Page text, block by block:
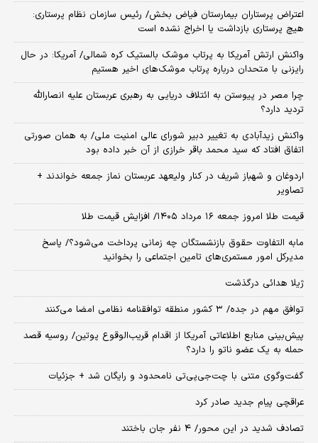
اعتراض پرستاران بیمارستان فیاض بخش/ رئیس سازمان نظام پرستاری:
هیچ پرستاری بازداشت یا اخراج نشده است
واکنش ارتش آمریکا به پرتاب موشک بالستیک کره شمالی/ آمریکا: در حال
رایزنی با متحدان درباره پرتاب موشک‌های اخیر هستیم
چرا مصر در پیوستن به ائتلاف دریایی به رهبری عربستان علیه انصارالله
تردید دارد؟
واکنش زیدآبادی به تغییر دبیر شورای عالی امنیت ملی/ به همان صورتی
اتفاق افتاد که سید محمد باقر خرازی از آن خبر داده بود
اردوغان و شهباز شریف در کنار ولیعهد عربستان نماز جمعه خواندند +
تصاویر
قیمت طلا امروز جمعه ۱۶ مرداد ۱۴۰۵/ افزایش قیمت طلا
مابه التفاوت حقوق بازنشستگان چه زمانی پرداخت می‌شود؟/ پاسخ
مدیرکل امور مستمری‌های تامین اجتماعی را بخوانید
ژیلا هدائی درگذشت
توافق مهم در جده/ ۳ کشور منطقه توافقنامه نظامی امضا می‌کنند
پیش‌بینی منابع اطلاعاتی آمریکا از اقدام قریب‌الوقوع پوتین/ روسیه قصد
حمله به یک عضو ناتو را دارد؟
گفت‌وگوی متنی با چت‌جی‌پی‌تی نامحدود و رایگان شد + جزئیات
عراقچی پیام جدید صادر کرد
تصادف شدید در این محور/ ۴ نفر جان باختند